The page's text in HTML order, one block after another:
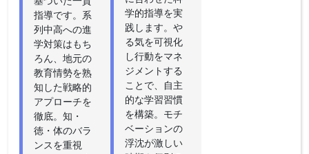
指導です。系
列中高への進
学対策はもち
ろん、地元の
教育情勢を熟
知した戦略的
アプローチを
徹底。知・
徳・体のバラ
ンスを重視
学的指導を実
践します。や
る気を可視化
し行動をマネ
ジメントする
ことで、自主
的な学習習慣
を構築。モチ
ベーションの
浮沈が激しい